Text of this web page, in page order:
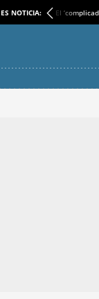
ES NOTICIA: El